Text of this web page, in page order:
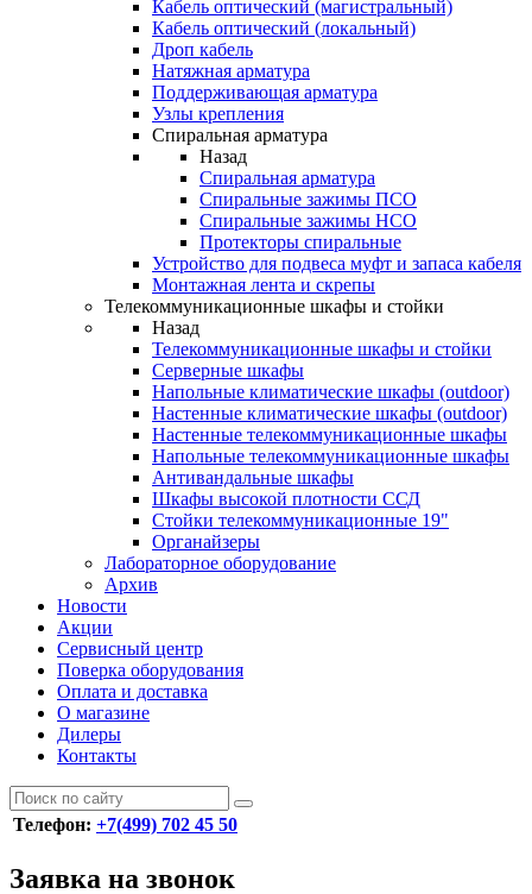
Кабель оптический (магистральный)
Кабель оптический (локальный)
Дроп кабель
Натяжная арматура
Поддерживающая арматура
Узлы крепления
Спиральная арматура
Назад
Спиральная арматура
Спиральные зажимы ПСО
Спиральные зажимы НСО
Протекторы спиральные
Устройство для подвеса муфт и запаса кабеля
Монтажная лента и скрепы
Телекоммуникационные шкафы и стойки
Назад
Телекоммуникационные шкафы и стойки
Серверные шкафы
Напольные климатические шкафы (outdoor)
Настенные климатические шкафы (outdoor)
Настенные телекоммуникационные шкафы
Напольные телекоммуникационные шкафы
Антивандальные шкафы
Шкафы высокой плотности ССД
Стойки телекоммуникационные 19"
Органайзеры
Лабораторное оборудование
Архив
Новости
Акции
Сервисный центр
Поверка оборудования
Оплата и доставка
О магазине
Дилеры
Контакты
Телефон: +7(499) 702 45 50
Заявка на звонок